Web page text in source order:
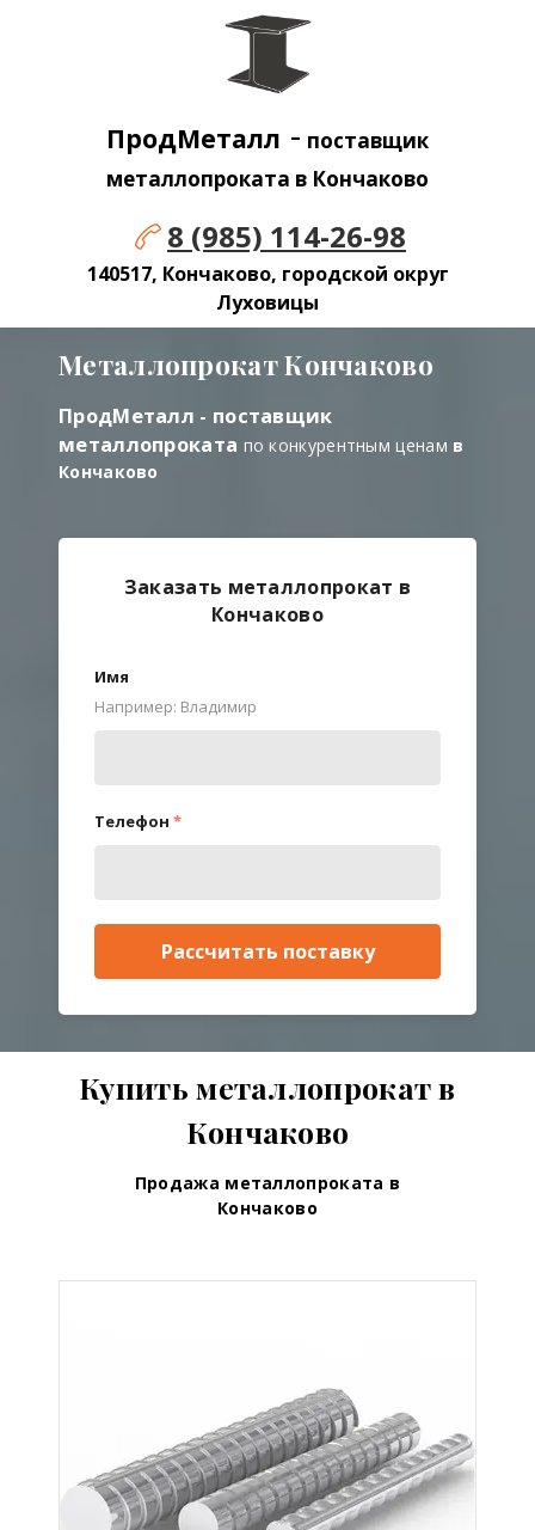
ПродМеталл - поставщик
металлопроката в Кончаково
8 (985) 114-26-98
140517, Кончаково, городской округ
Луховицы
Металлопрокат Кончаково
ПродМеталл - поставщик
металлопроката по конкурентным ценам в
Кончаково
Заказать металлопрокат в
Кончаково
Имя
Например: Владимир
Телефон *
Рассчитать поставку
Купить металлопрокат в
Кончаково
Продажа металлопроката в
Кончаково